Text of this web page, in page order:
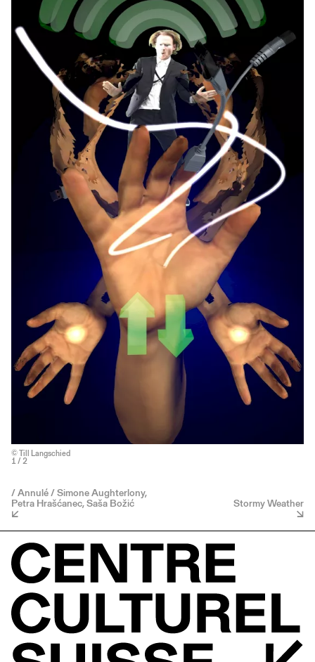
© Till Langschied
1 / 2
/ Annulé / Simone Aughterlony,
Petra Hrašćanec, Saša Božić Stormy Weather